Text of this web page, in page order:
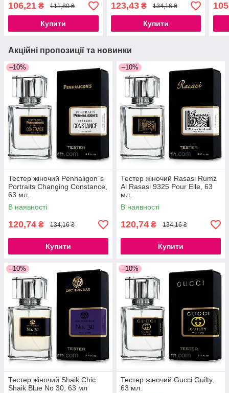
106,21 ₴ 111,80 ₴
Купити
123,43₴ 134,16 ₴
Купити
Акційні пропозиції та новинки
–10%
Тестер жіночий Penhaligon`s
Portraits Changing Constance,
63 мл.
В наявності
120,74 ₴ 134,16 ₴
Купити
–10%
Тестер жіночий Rasasi Rumz
Al Rasasi 9325 Pour Elle, 63
мл.
В наявності
120,74 ₴ 134,16 ₴
Купити
–10%
Тестер жіночий Shaik Chic
Shaik Blue No 30, 63 мл
–10%
Тестер жіночий Gucci Guilty,
63 мл.